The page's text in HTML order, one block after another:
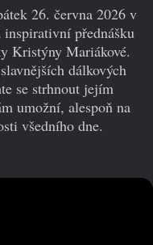
26. června 2026 v
přednášku
Kristýny Mariákové.
dálkových
se strhnout jejím
umožní, alespoň na
všedního dne.